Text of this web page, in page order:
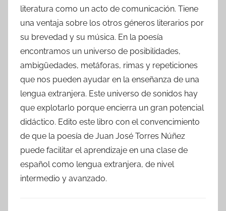
literatura como un acto de comunicación. Tiene
una ventaja sobre los otros géneros literarios por
su brevedad y su música. En la poesía
encontramos un universo de posibilidades,
ambigüedades, metáforas, rimas y repeticiones
que nos pueden ayudar en la enseñanza de una
lengua extranjera. Este universo de sonidos hay
que explotarlo porque encierra un gran potencial
didáctico. Edito este libro con el convencimiento
de que la poesía de Juan José Torres Núñez
puede facilitar el aprendizaje en una clase de
español como lengua extranjera, de nivel
intermedio y avanzado.